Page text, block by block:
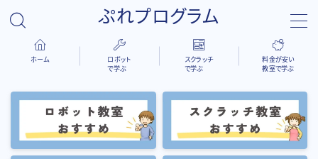
ぷれプログラム
ホーム
ロボット
で学ぶ
スクラッチ
で学ぶ
料金が安い
教室で学ぶ